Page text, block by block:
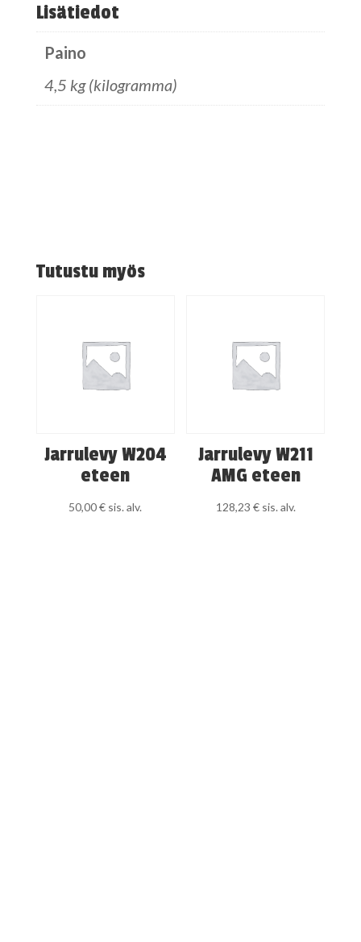
Lisätiedot
Paino
4,5 kg (kilogramma)
Tutustu myös
Jarrulevy W204
eteen
50,00€ sis. alv.
Jarrulevy W211
AMG eteen
128,23 € sis. alv.